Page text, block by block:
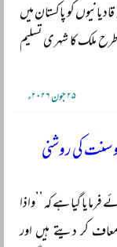
کو پاکستان میں
ملک کا شہری تسلیم
۲۵ جون ۲۰۲۶ء
کی روشنی
گیا ہے کہ ’’واذا
کر دیتے ہیں اور